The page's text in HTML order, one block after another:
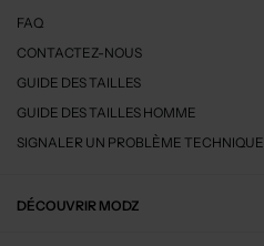
FAQ
CONTACTEZ-NOUS
GUIDE DES TAILLES
GUIDE DES TAILLES HOMME
SIGNALER UN PROBLÈME TECHNIQUE
DÉCOUVRIR MODZ